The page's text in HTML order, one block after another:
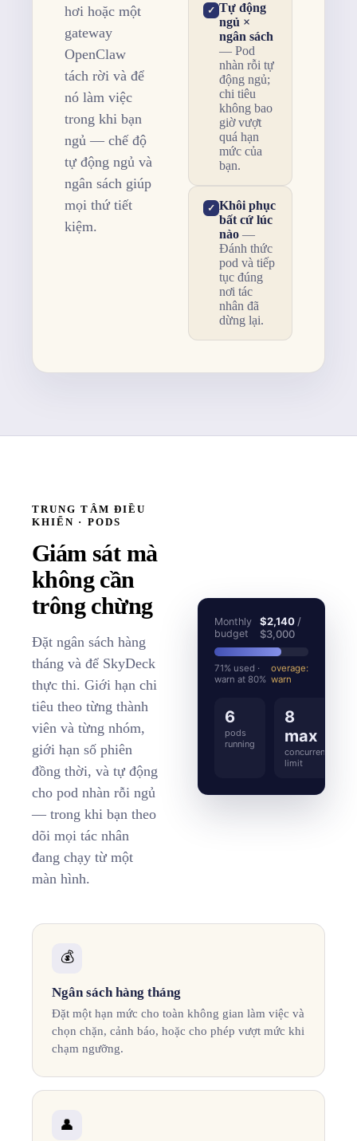
hơi hoặc một
gateway
OpenClaw
tách rời và để
nó làm việc
trong khi bạn
ngủ — chế độ
tự động ngủ và
ngân sách giúp
mọi thứ tiết
kiệm.
✓ Tự động
ngủ ×
ngân sách
— Pod
nhàn rỗi tự
động ngủ;
chi tiêu
không bao
giờ vượt
quá hạn
mức của
bạn.
✓ Khôi phục
bất cứ lúc
nào —
Đánh thức
pod và tiếp
tục đúng
nơi tác
nhân đã
dừng lại.
TRUNG TÂM ĐIỀU
KHIỂN · PODS
Giám sát mà
không cần
trông chừng
Đặt ngân sách hàng
tháng và để SkyDeck
thực thi. Giới hạn chi
tiêu theo từng thành
viên và từng nhóm,
giới hạn số phiên
đồng thời, và tự động
cho pod nhàn rỗi ngủ
— trong khi bạn theo
dõi mọi tác nhân
đang chạy từ một
màn hình.
Monthly
budget
$2,140 /
$3,000
71% used ·
warn at 80%
overage:
warn
6
pods
running
8
max
concurrent
limit
💰
Ngân sách hàng tháng
Đặt một hạn mức cho toàn không gian làm việc và
chọn chặn, cảnh báo, hoặc cho phép vượt mức khi
chạm ngưỡng.
👤